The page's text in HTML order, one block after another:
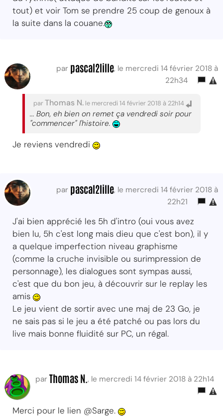
tout) et voir Tom se prendre 25 coup de genoux à
la suite dans la couane.
par pascal2lille, le mercredi 14 février 2018 à
22h34
parThomas N. le mercredi 14 février 2018 à 22h14
... Bon, eh bien on remet ça vendredi soir pour
"commencer" l'histoire.
Je reviens vendredi
par pascal2lille, le mercredi 14 février 2018 à
22h21
J'ai bien apprécié les 5h d'intro (oui vous avez
bien lu, 5h c'est long mais dieu que c'est bon), il y
a quelque imperfection niveau graphisme
(comme la cruche invisible ou surimpression de
personnage), les dialogues sont sympas aussi,
c'est que du bon jeu, à découvrir sur le replay les
amis
Le jeu vient de sortir avec une maj de 23 Go, je
ne sais pas si le jeu a été patché ou pas lors du
live mais bonne fluidité sur PC, un régal.
par Thomas N., le mercredi 14 février 2018 à 22h14
Merci pour le lien @Sarge.